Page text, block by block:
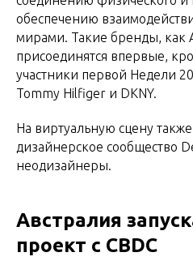
обеспечению
мирами. Такие бренды, как
присоединятся впервые,
участники первой Недели
Tommy Hilfiger и DKNY.
На виртуальную сцену
дизайнерское сообщество
неодизайнеры.
Австралия
проект с CBDC